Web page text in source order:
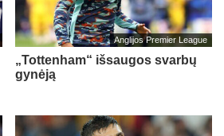
Anglijos Premier League
„Tottenham“ išsaugos svarbų
gynėją